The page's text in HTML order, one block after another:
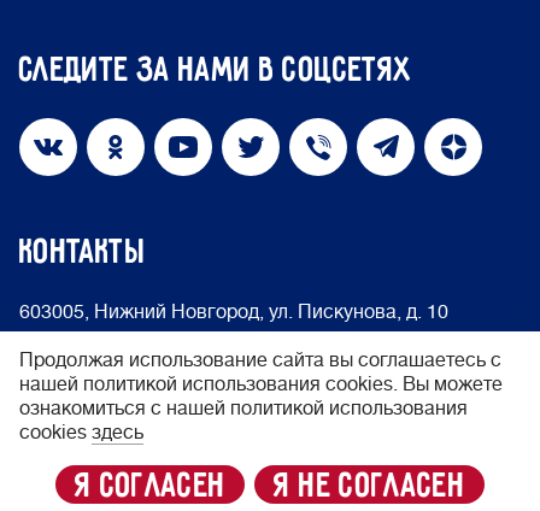
Следите за нами в соцсетях
КОНТАКТЫ
603005, Нижний Новгород, ул. Пискунова, д. 10
info@nakedheart.ru
8 (800) 500-66-75
© 2024 Фонд «Обнажённые сердца»
Продолжая использование сайта вы соглашаетесь с
нашей политикой использования cookies. Вы можете
ознакомиться с нашей политикой использования
cookies здесь
я согласен я не согласен